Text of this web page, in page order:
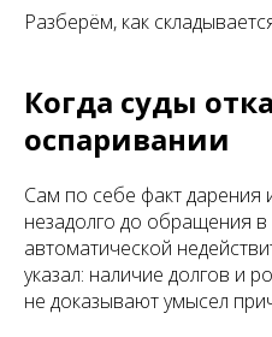
Разберём, как
Когда суды
оспаривании
Сам по себе факт дарения
незадолго до обращения в
автоматической
указал: наличие долгов и
не доказывают умысел